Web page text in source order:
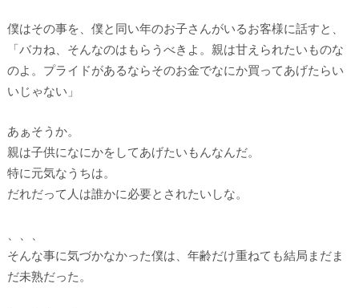
僕はその事を、僕と同い年のお子さんがいるお客様に話すと、
「バカね、そんなのはもらうべきよ。親は甘えられたいものな
のよ。プライドがあるならそのお金でなにか買ってあげたらい
いじゃない」
あぁそうか。
親は子供になにかをしてあげたいもんなんだ。
特に元気なうちは。
だれだって人は誰かに必要とされたいしな。
そんな事に気づかなかった僕は、年齢だけ重ねても結局まだま
だ未熟だった。